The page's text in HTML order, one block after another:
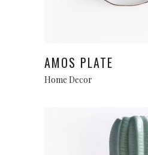
AMOS PLATE
Home Decor